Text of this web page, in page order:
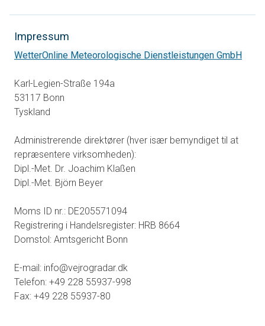
Impressum
WetterOnline Meteorologische Dienstleistungen GmbH
Karl-Legien-Straße 194a
53117 Bonn
Tyskland
Administrerende direktører (hver især bemyndiget til at
repræsentere virksomheden):
Dipl.-Met. Dr. Joachim Klaßen
Dipl.-Met. Björn Beyer
Moms ID nr.: DE205571094
Registrering i Handelsregister: HRB 8664
Domstol: Amtsgericht Bonn
E-mail: info@vejrogradar.dk
Telefon: +49 228 55937-998
Fax: +49 228 55937-80